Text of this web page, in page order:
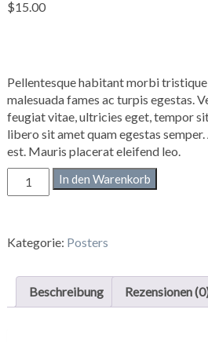
$15.00
Pellentesque habitant morbi
malesuada fames ac turpis egestas.
feugiat vitae, ultricies eget, tempor
libero sit amet quam egestas
est. Mauris placerat eleifend leo.
Woo
Logo
In den Warenkorb
Kategorie: Posters
Beschreibung Rezensionen